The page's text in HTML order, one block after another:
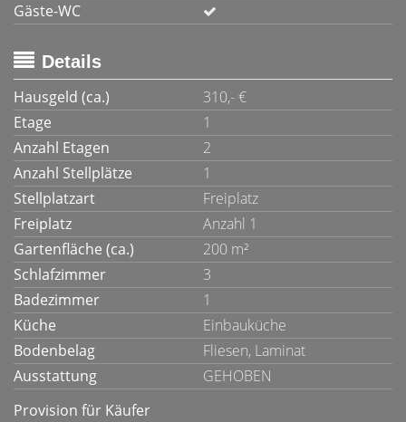
Gäste-WC
Details
Hausgeld (ca.)
310,- €
Etage
1
Anzahl Etagen
2
Anzahl Stellplätze
1
Stellplatzart
Freiplatz
Freiplatz
Anzahl 1
Gartenfläche (ca.)
200 m²
Schlafzimmer
3
Badezimmer
1
Küche
Einbauküche
Bodenbelag
Fliesen, Laminat
Ausstattung
GEHOBEN
Provision für Käufer